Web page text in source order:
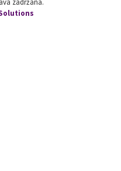
zadržana.